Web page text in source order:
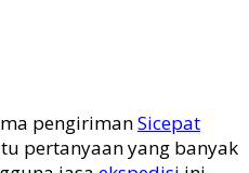
pengirimanSicepat
pertanyaan yang banyak